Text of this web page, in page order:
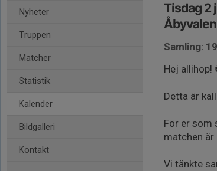
Nyheter
Truppen
Matcher
Statistik
Kalender
Bildgalleri
Kontakt
Tisdag 2
Åbyvalen
Samling:
Hej allihop!
Detta är
För er som
matchen
Vi tänkte